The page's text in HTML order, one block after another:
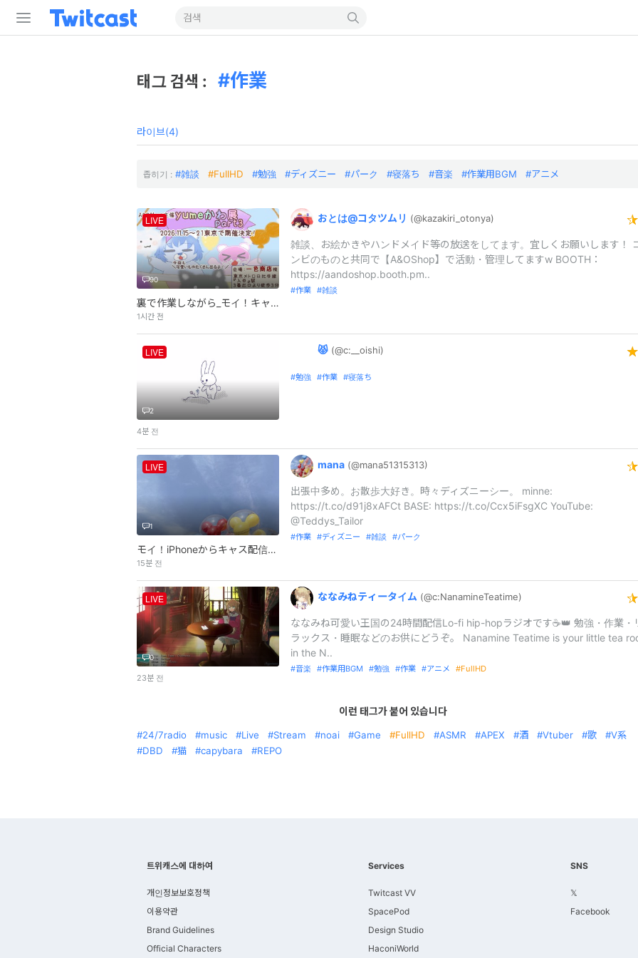
태그 검색 : 作業
라이브(4)
좁히기 : 雑談 FullHD 勉強 ディズニー パーク 寝落ち 音楽 作業用BGM アニメ
LIVE
90
裏で作業しながら_モイ！キャス配信中 -
1시간 전
おとは@コタツムリ (@kazakiri_ otonya)
雑談、お絵かきやハンドメイド等の放送をしてます。宜しくお願いします！
ンビのものと共同で【A&OShop】で活動・管理してますw BOOTH：
https://aandoshop.booth.pm..
作業 雑談
LIVE
2
4분 전
😾 (@c: oishi)
勉強 作業 寝落ち
LIVE
1
モイ！iPhoneからキャス配信中 - 何となく配信
15분 전
mana (@mana51315313)
出張中多め。お散歩大好き。時々ディズニーシー。 minne:
https://t.co/d91j8xAFCt BASE: https://t.co/Ccx5iFsgXC YouTube:
@Teddys_Tailor
作業 ディズニー 雑談 パーク
LIVE
0
23분 전
ななみねティータイム (@c:NanamineTeatime)
ななみね可愛い王国の24時間配信Lo-fi hip-hopラジオです☕👑 勉強・作業・
ラックス・睡眠などのお供にどうぞ。 Nanamine Teatime is your little tea
in the N..
音楽 作業用BGM 勉強 作業 アニメ FullHD
이런 태그가 붙어 있습니다
24/7radio music Live Stream noai Game FullHD ASMR APEX 酒 Vtuber 歌
V系
DBD
猫 capybara REPO
트위캐스에 대하여
개인정보보호정책
이용약관
Brand Guidelines
Official Characters
Services
Twitcast VV
SpacePod
Design Studio
HaconiWorld
SNS
𝕏
Facebook